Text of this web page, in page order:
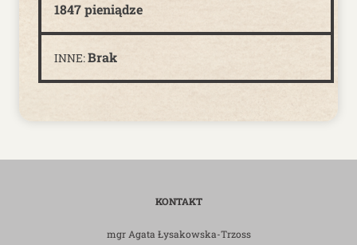
1847 pieniądze
INNE:Brak
KONTAKT
mgr Agata Łysakowska-Trzoss